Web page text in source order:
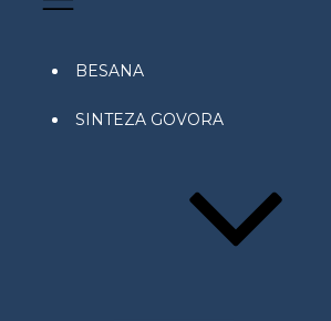
BESANA
SINTEZA GOVORA